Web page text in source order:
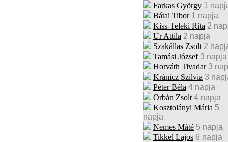
Farkas György 1
Bátai Tibor 1 napja
Kiss-Teleki Rita 2
Ur Attila 2 napja
Szakállas Zsolt 2
Tamási József 3 napja
Horváth Tivadar 3
Kránicz Szilvia 3
Péter Béla 4 napja
Orbán Zsolt 4 napja
Kosztolányi Mária 5
napja
Nemes Máté 5 napja
Tikkel Lajos 6 napja